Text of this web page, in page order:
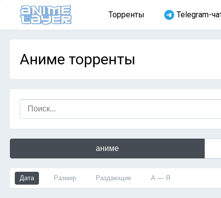
Торренты Telegram-
Аниме торренты
аниме
Дата Размер Раздающие А — Я